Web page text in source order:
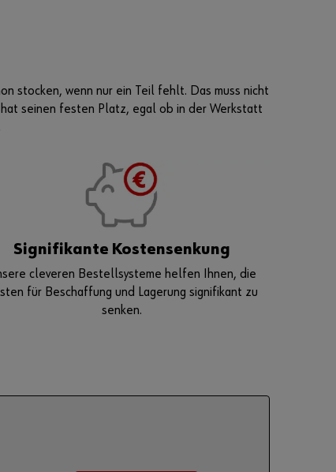
In nur drei
Schritten
alle Funktionen
des Online-
Shops nutzen.
Verkauf nur
an
Gewerbetre
ibende
stocken, wenn nur ein Teil fehlt. Das muss nicht
seinen festen Platz, egal ob in der Werkstatt
Signifikante Kostensenkung
cleveren Bestellsysteme helfen Ihnen, die
für Beschaffung und Lagerung signifikant zu
senken.